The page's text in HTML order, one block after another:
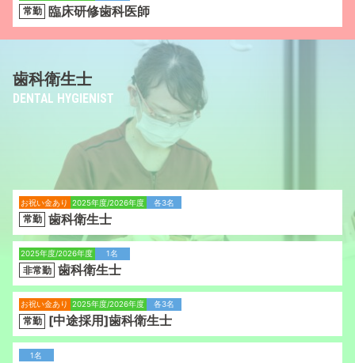
常勤 臨床研修歯科医師
歯科衛生士
DENTAL HYGIENIST
お祝い金あり 2025年度/2026年度 各3名
常勤 歯科衛生士
2025年度/2026年度 1名
非常勤 歯科衛生士
お祝い金あり 2025年度/2026年度 各3名
常勤 [中途採用]歯科衛生士
1名